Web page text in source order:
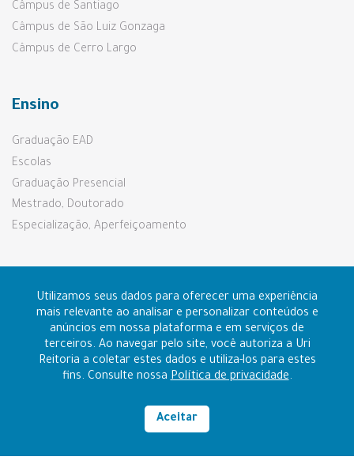
Utilizamos seus dados para oferecer uma experiência
mais relevante ao analisar e personalizar conteúdos e
anúncios em nossa plataforma e em serviços de
terceiros. Ao navegar pelo site, você autoriza a Uri
Reitoria a coletar estes dados e utiliza-los para estes
fins. Consulte nossaPolítica de privacidade.
Aceitar
Câmpus de Santiago
Câmpus de São Luiz Gonzaga
Câmpus de Cerro Largo
Ensino
Graduação EAD
Escolas
Graduação Presencial
Mestrado, Doutorado
Especialização, Aperfeiçoamento
Prouni e Fies
Contato